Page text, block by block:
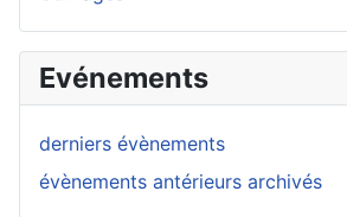
Evénements
derniers évènements
évènements antérieurs archivés